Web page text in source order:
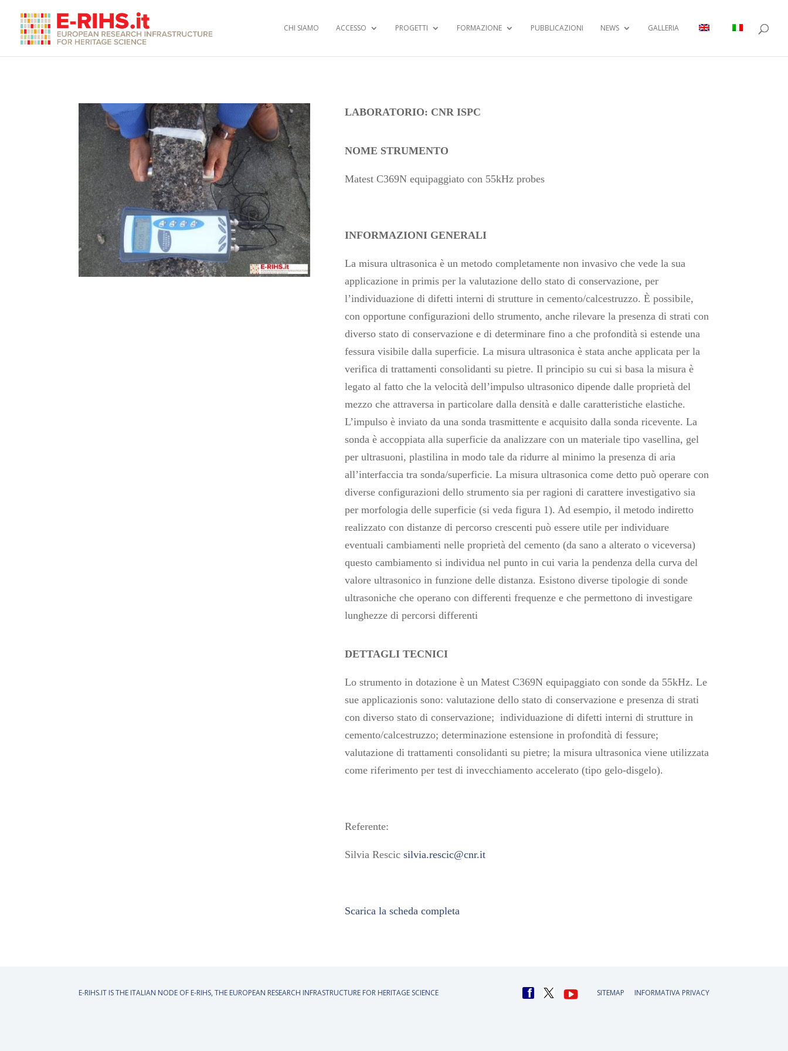
CHI SIAMO ACCESSO PROGETTI FORMAZIONE PUBBLICAZIONI NEWS GALLERIA
LABORATORIO: CNR ISPC
NOME STRUMENTO
Matest C369N equipaggiato con 55kHz probes
INFORMAZIONI GENERALI
La misura ultrasonica è un metodo completamente non invasivo che vede la sua
applicazione in primis per la valutazione dello stato di conservazione, per
l’individuazione di difetti interni di strutture in cemento/calcestruzzo. È possibile,
con opportune configurazioni dello strumento, anche rilevare la presenza di strati con
diverso stato di conservazione e di determinare fino a che profondità si estende una
fessura visibile dalla superficie. La misura ultrasonica è stata anche applicata per la
verifica di trattamenti consolidanti su pietre. Il principio su cui si basa la misura è
legato al fatto che la velocità dell’impulso ultrasonico dipende dalle proprietà del
mezzo che attraversa in particolare dalla densità e dalle caratteristiche elastiche.
L’impulso è inviato da una sonda trasmittente e acquisito dalla sonda ricevente. La
sonda è accoppiata alla superficie da analizzare con un materiale tipo vasellina, gel
per ultrasuoni, plastilina in modo tale da ridurre al minimo la presenza di aria
all’interfaccia tra sonda/superficie. La misura ultrasonica come detto può operare con
diverse configurazioni dello strumento sia per ragioni di carattere investigativo sia
per morfologia delle superficie (si veda figura 1). Ad esempio, il metodo indiretto
realizzato con distanze di percorso crescenti può essere utile per individuare
eventuali cambiamenti nelle proprietà del cemento (da sano a alterato o viceversa)
questo cambiamento si individua nel punto in cui varia la pendenza della curva del
valore ultrasonico in funzione delle distanza. Esistono diverse tipologie di sonde
ultrasoniche che operano con differenti frequenze e che permettono di investigare
lunghezze di percorsi differenti
DETTAGLI TECNICI
Lo strumento in dotazione è un Matest C369N equipaggiato con sonde da 55kHz. Le
sue applicazionis sono: valutazione dello stato di conservazione e presenza di strati
con diverso stato di conservazione; individuazione di difetti interni di strutture in
cemento/calcestruzzo; determinazione estensione in profondità di fessure;
valutazione di trattamenti consolidanti su pietre; la misura ultrasonica viene utilizzata
come riferimento per test di invecchiamento accelerato (tipo gelo-disgelo).
Referente:
Silvia Rescicsilvia.rescic@cnr.it
Scarica la scheda completa
E-RIHS.IT IS THE ITALIAN NODE OF E-RIHS, THE EUROPEAN RESEARCH INFRASTRUCTURE FOR HERITAGE SCIENCE SITEMAP INFORMATIVA PRIVACY